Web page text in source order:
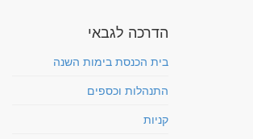
הדרכה לגבאי
בית הכנסת בימות השנה
התנהלות וכספים
קניות